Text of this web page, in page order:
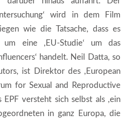
wird in dem Film
wie die Tatsache, dass es
eine ,EU-Studie‘ um das
handelt. Neil Datta, so
ist Direktor des ,European
for Sexual and Reproductive
EPF versteht sich selbst als ,ein
in ganz Europa, die